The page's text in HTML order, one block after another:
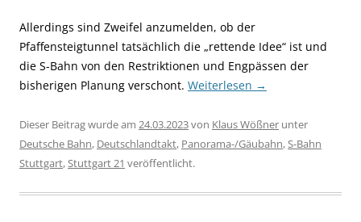
Allerdings sind Zweifel anzumelden, ob der
Pfaffensteigtunnel tatsächlich die „rettende Idee“ ist und
die S-Bahn von den Restriktionen und Engpässen der
bisherigen Planung verschont. Weiterlesen →
Dieser Beitrag wurde am 24.03.2023von Klaus Wößner unter
Deutsche Bahn, Deutschlandtakt, Panorama-/Gäubahn,S-Bahn
Stuttgart,Stuttgart 21 veröffentlicht.